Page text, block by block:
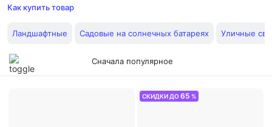
Как купить товар
Ландшафтные Садовые на солнечных батареях Уличные
Сначала популярное
СКИДКИ ДО65 %